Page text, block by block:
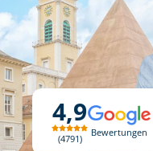
4,9
4791
Bewertungen